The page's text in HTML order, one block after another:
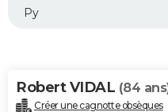
WEEK-END
Alimentation
Guide de la santé
Maladies
Médicaments
Sommeil
VOYAGE
Robert VIDAL (84
Créer une cagnotte obsèques